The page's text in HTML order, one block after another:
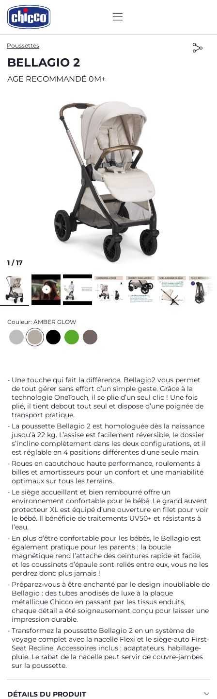
Poussettes
BELLAGIO 2
AGE RECOMMANDÉ 0M+
1 /17
Couleur: AMBER GLOW
Une touche qui fait la différence. Bellagio2 vous permet
de tout gérer sans effort d’un simple geste. Grâce à la
technologie OneTouch, il se plie d’un seul clic ! Une fois
plié, il tient debout tout seul et dispose d’une poignée de
transport pratique.
La poussette Bellagio 2 est homologuée dès la naissance
jusqu’à 22 kg. L’assise est facilement réversible, le dossier
s’incline complètement dans les deux configurations, et il
est réglable en 4 positions différentes d’une seule main.
Roues en caoutchouc haute performance, roulements à
billes et amortisseurs pour un confort et une maniabilité
optimaux sur tous les terrains.
Le siège accueillant et bien rembourré offre un
environnement confortable pour le bébé. Le grand auvent
protecteur XL est équipé d’une ouverture en filet pour voir
le bébé. Il bénéficie de traitements UV50+ et résistants à
l’eau.
En plus d’être confortable pour les bébés, le Bellagio est
également pratique pour les parents : la boucle
magnétique rend l’attache des ceintures rapide et facile,
et les coussinets d’épaule sont reliés entre eux, vous ne les
perdrez donc plus jamais !
Préparez-vous à être enchanté par le design inoubliable de
Bellagio : des tubes anodisés de luxe à la plaque
métallique Chicco en passant par les tissus enduits,
chaque détail a été soigneusement conçu pour laisser une
impression durable.
Transformez la poussette Bellagio 2 en un système de
voyage complet avec la nacelle Flexi et le siège-auto First-
Seat Recline. Accessoires inclus : adaptateurs, habillage-
pluie. Le rabat de la nacelle peut servir de couvre-jambes
sur la poussette.
DÉTAILS DU PRODUIT